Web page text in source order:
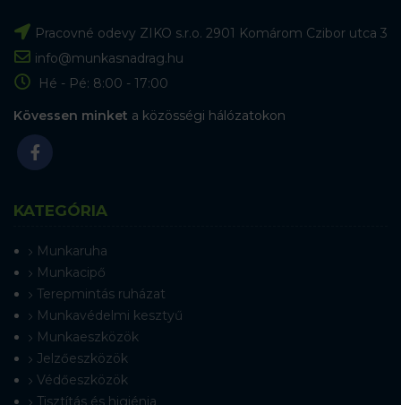
Pracovné odevy ZIKO s.r.o. 2901 Komárom Czibor utca 3
info@munkasnadrag.hu
Hé - Pé: 8:00 - 17:00
Kövessen minket a közösségi hálózatokon
KATEGÓRIA
Munkaruha
Munkacipő
Terepmintás ruházat
Munkavédelmi kesztyű
Munkaeszközök
Jelzőeszközök
Védőeszközök
Tisztítás és higiénia